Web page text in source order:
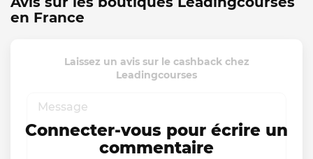
en France
Laissez un avis sur le cashback chez
Leadingcourses
Connecter-vous pour écrire un
commentaire